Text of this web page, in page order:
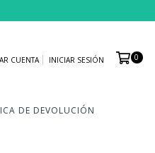
CUENTA INICIAR SESIÓN 0
DE DEVOLUCIÓN